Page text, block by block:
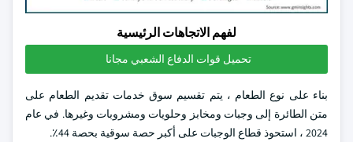
لفهم الاتجاهات الرئيسية
تحميل قوات الدفاع الشعبي مجانا
بناء على نوع الطعام ، يتم تقسيم سوق خدمات تقديم الطعام على
متن الطائرة إلى وجبات ومخابز وحلويات ومشروبات وغيرها. في عام
2024 ، استحوذ قطاع الوجبات على أكبر حصة سوقية بحصة 44٪.